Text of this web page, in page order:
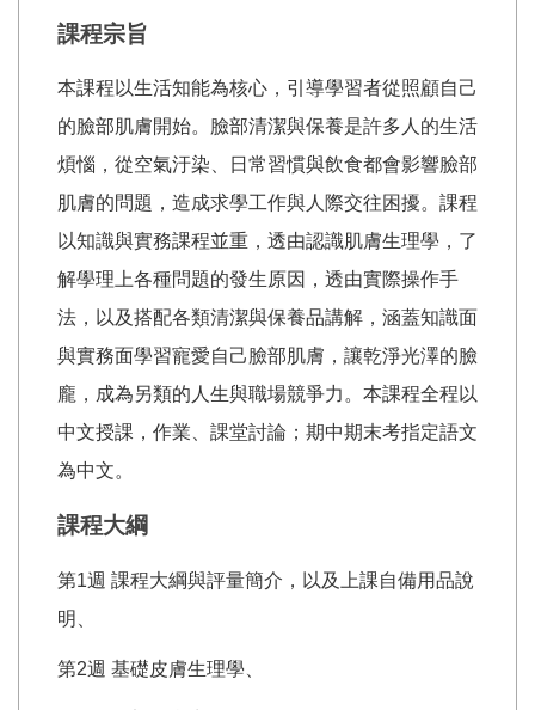
課程宗旨
本課程以生活知能為核心，引導學習者從照顧自己
的臉部肌膚開始。臉部清潔與保養是許多人的生活
煩惱，從空氣汙染、日常習慣與飲食都會影響臉部
肌膚的問題，造成求學工作與人際交往困擾。課程
以知識與實務課程並重，透由認識肌膚生理學，了
解學理上各種問題的發生原因，透由實際操作手
法，以及搭配各類清潔與保養品講解，涵蓋知識面
與實務面學習寵愛自己臉部肌膚，讓乾淨光澤的臉
龐，成為另類的人生與職場競爭力。本課程全程以
中文授課，作業、課堂討論；期中期末考指定語文
為中文。
課程大綱
第1週 課程大綱與評量簡介，以及上課自備用品說
明、
第2週 基礎皮膚生理學、